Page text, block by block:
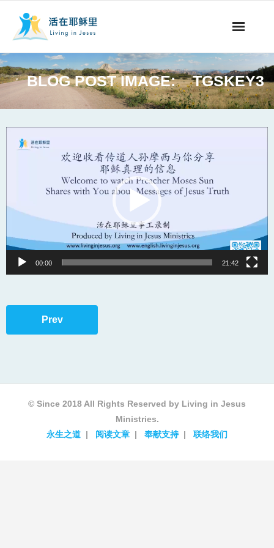
事工概要
阅读文章
永生之道
奉献支持
其他语言
BLOG POST IMAGE: TGSKEY3
Player
00:00 21:42
Prev
© Since 2018 All Rights Reserved by Living in Jesus
Ministries.
永生之道
阅读文章 奉献支持 联络我们